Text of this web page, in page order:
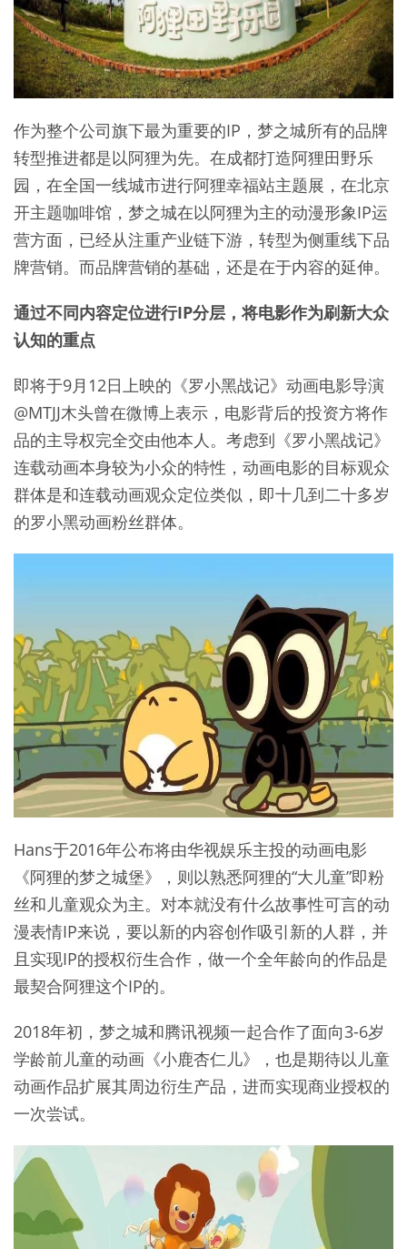
作为整个公司旗下最为重要的IP，梦之城所有的品牌
转型推进都是以阿狸为先。在成都打造阿狸田野乐
园，在全国一线城市进行阿狸幸福站主题展，在北京
开主题咖啡馆，梦之城在以阿狸为主的动漫形象IP运
营方面，已经从注重产业链下游，转型为侧重线下品
牌营销。而品牌营销的基础，还是在于内容的延伸。
通过不同内容定位进行IP分层，将电影作为刷新大众
认知的重点
即将于9月12日上映的《罗小黑战记》动画电影导演
@MTJJ木头曾在微博上表示，电影背后的投资方将作
品的主导权完全交由他本人。考虑到《罗小黑战记》
连载动画本身较为小众的特性，动画电影的目标观众
群体是和连载动画观众定位类似，即十几到二十多岁
的罗小黑动画粉丝群体。
Hans于2016年公布将由华视娱乐主投的动画电影
《阿狸的梦之城堡》，则以熟悉阿狸的“大儿童”即粉
丝和儿童观众为主。对本就没有什么故事性可言的动
漫表情IP来说，要以新的内容创作吸引新的人群，并
且实现IP的授权衍生合作，做一个全年龄向的作品是
最契合阿狸这个IP的。
2018年初，梦之城和腾讯视频一起合作了面向3-6岁
学龄前儿童的动画《小鹿杏仁儿》，也是期待以儿童
动画作品扩展其周边衍生产品，进而实现商业授权的
一次尝试。